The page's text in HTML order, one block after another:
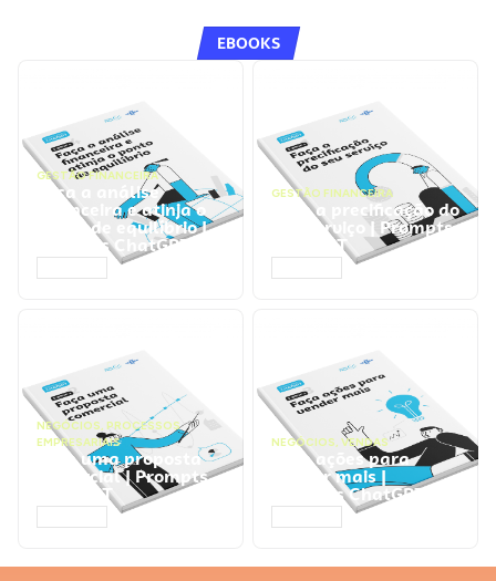
EBOOKS
GESTÃO FINANCEIRA
Faça a análise
financeira e atinja o
ponto de equilíbrio |
Prompts ChatGPT
GESTÃO FINANCEIRA
Faça a precificação do
seu serviço | Prompts
ChatGPT
NEGÓCIOS, PROCESSOS
EMPRESARIAIS
Faça uma proposta
comercial | Prompts
ChatGPT
NEGÓCIOS, VENDAS
Faça ações para
vender mais |
Prompts ChatGPT